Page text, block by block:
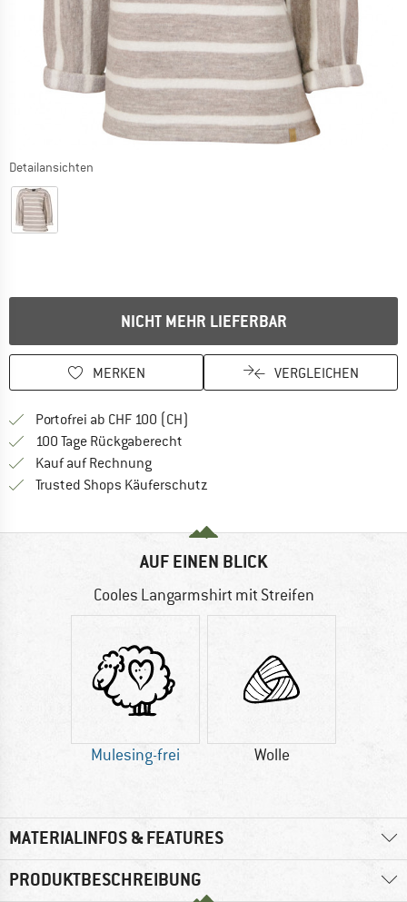
Detailansichten
NICHT MEHR LIEFERBAR
MERKEN VERGLEICHEN
Portofrei ab CHF 100 (CH)
100 Tage Rückgaberecht
Kauf auf RechnungFinde die Zahlungs-Infos hier! Öffnet
Trusted Shops Käuferschutz
AUF EINEN BLICK
Cooles Langarmshirt mit Streifen
Mulesing-frei Wolle
MATERIALINFOS & FEATURES
PRODUKTBESCHREIBUNG